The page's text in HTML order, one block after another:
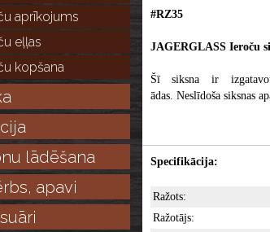
aprīkojums
eļļas
kopšana
lādēšana
apavi
#RZ35
JAGERGLASS Ieroču
Šī siksna ir
ādas. Neslīdoša siksnas
Specifikācija:
Ražots:
Ražotājs: